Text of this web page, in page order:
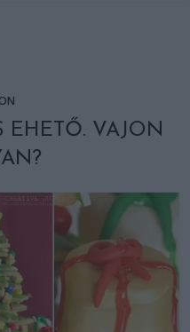
EHETŐ. VAJON